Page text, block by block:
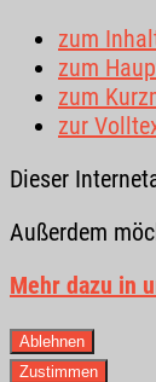
zum
zum
zum
zur
Dieser
Außerdem
Mehr dazu in
Ablehnen
Zustimmen